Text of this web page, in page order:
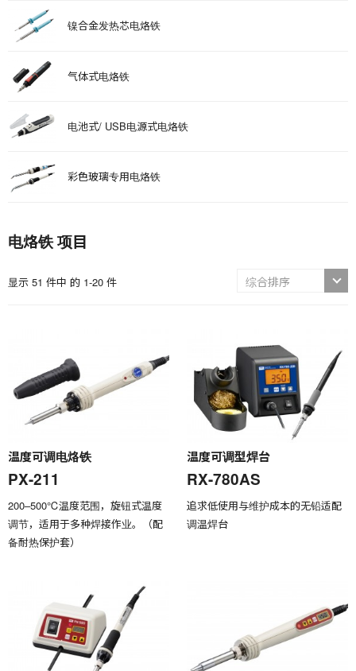
镍合金发热芯电烙铁
气体式电烙铁
电池式/ USB电源式电烙铁
彩色玻璃专用电烙铁
电烙铁 项目
显示 51 件中 的 1-20 件
温度可调电烙铁
PX-211
200–500℃温度范围，旋钮式温度
调节，适用于多种焊接作业。（配
备耐热保护套）
温度可调型焊台
RX-780AS
追求低使用与维护成本的无铅适配
调温焊台